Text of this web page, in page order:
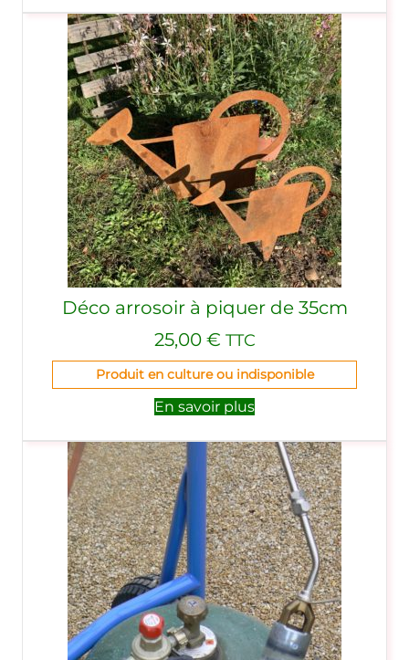
Déco arrosoir à piquer de 35cm
25,00 € TTC
Produit en culture ou indisponible
En savoir plus